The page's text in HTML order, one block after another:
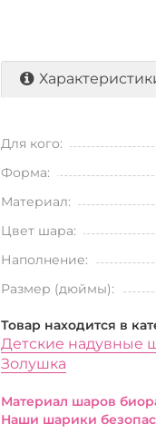
Для кого:
Форма:
Материал:
Цвет шара:
Наполнение:
Размер (дюймы):
Товар находится в
Детские надувные
Золушка
Материал шаров
Наши шарики